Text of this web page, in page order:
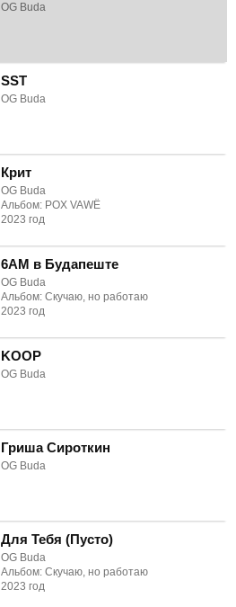
OG Buda
SST
OG Buda
Крит
OG Buda
Альбом: POX VAWË
2023 год
6AM в Будапеште
OG Buda
Альбом: Скучаю, но работаю
2023 год
KOOP
OG Buda
Гриша Сироткин
OG Buda
Для Тебя (Пусто)
OG Buda
Альбом: Скучаю, но работаю
2023 год